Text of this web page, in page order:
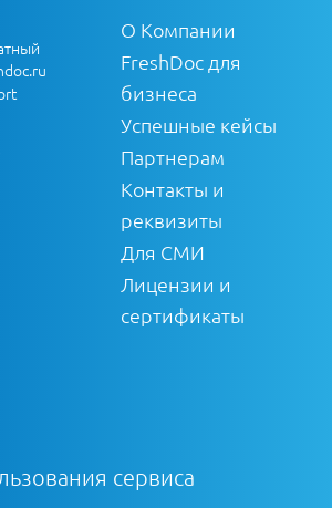
О Компании
FreshDoc для
бизнеса
Успешные кейсы
Партнерам
Контакты и
реквизиты
Для СМИ
Лицензии и
сертификаты
сервиса